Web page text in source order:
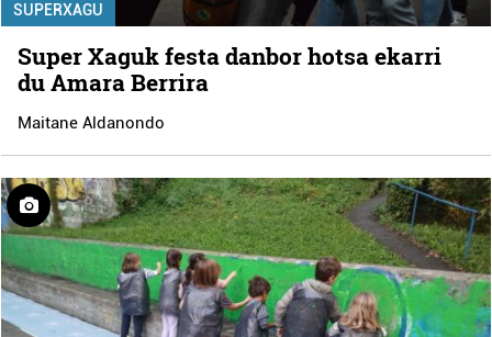
SUPERXAGU
Super Xaguk festa danbor hotsa ekarri
du Amara Berrira
Maitane Aldanondo